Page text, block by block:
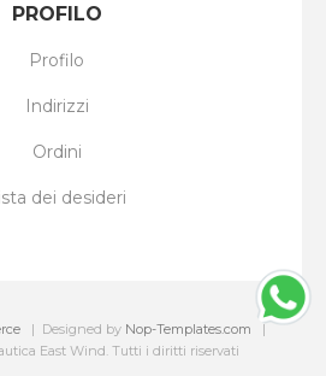
PROFILO
Profilo
Indirizzi
Ordini
dei desideri
Designed by Nop-Templates.com
East Wind. Tutti i diritti riservati